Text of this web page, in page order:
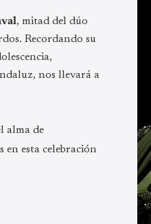
, mitad del dúo
Recordando su
nos llevará a
alma de
en esta celebración